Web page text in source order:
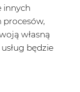
innych
procesów,
własną
będzie